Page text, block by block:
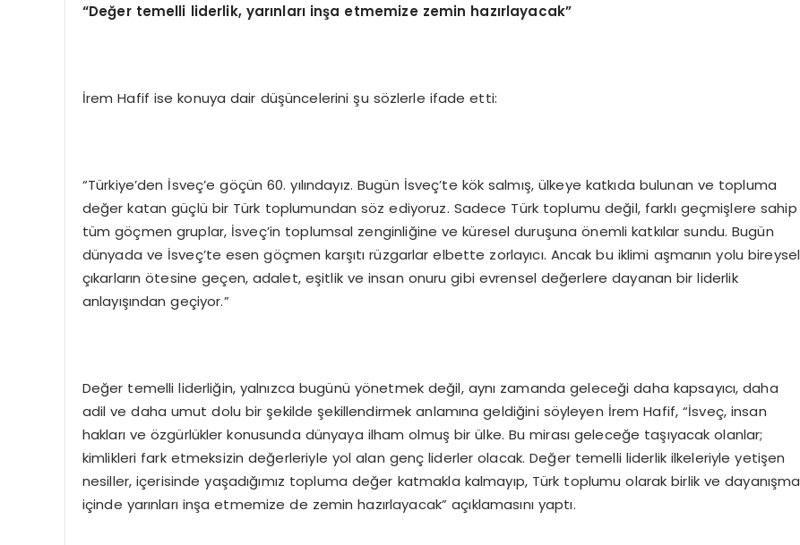
“Değer temelli liderlik, yarınları inşa etmemize zemin hazırlayacak”
İrem Hafif ise konuya dair düşüncelerini şu sözlerle ifade etti:
“Türkiye’den İsveç’e göçün 60. yılındayız. Bugün İsveç’te kök salmış, ülkeye katkıda bulunan ve topluma
değer katan güçlü bir Türk toplumundan söz ediyoruz. Sadece Türk toplumu değil, farklı geçmişlere sahip
tüm göçmen gruplar, İsveç’in toplumsal zenginliğine ve küresel duruşuna önemli katkılar sundu. Bugün
dünyada ve İsveç’te esen göçmen karşıtı rüzgarlar elbette zorlayıcı. Ancak bu iklimi aşmanın yolu bireysel
çıkarların ötesine geçen, adalet, eşitlik ve insan onuru gibi evrensel değerlere dayanan bir liderlik
anlayışından geçiyor.”
Değer temelli liderliğin, yalnızca bugünü yönetmek değil, aynı zamanda geleceği daha kapsayıcı, daha
adil ve daha umut dolu bir şekilde şekillendirmek anlamına geldiğini söyleyen İrem Hafif, “İsveç, insan
hakları ve özgürlükler konusunda dünyaya ilham olmuş bir ülke. Bu mirası geleceğe taşıyacak olanlar;
kimlikleri fark etmeksizin değerleriyle yol alan genç liderler olacak. Değer temelli liderlik ilkeleriyle yetişen
nesiller, içerisinde yaşadığımız topluma değer katmakla kalmayıp, Türk toplumu olarak birlik ve dayanışma
içinde yarınları inşa etmemize de zemin hazırlayacak” açıklamasını yaptı.